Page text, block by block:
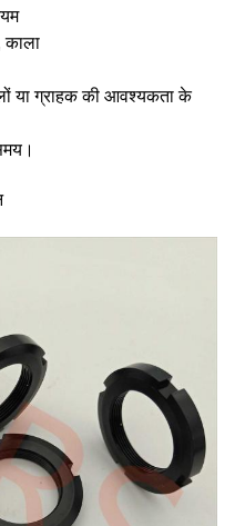
काला
या ग्राहक की आवश्यकता के